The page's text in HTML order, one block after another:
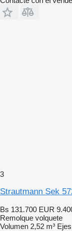
3
Strautmann Sek
Bs 131.700 EUR
Remolque volquete
Volumen 2,52 m³ Ejes